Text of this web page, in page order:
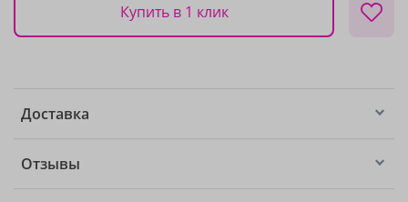
Купить в 1 клик
Доставка
Отзывы